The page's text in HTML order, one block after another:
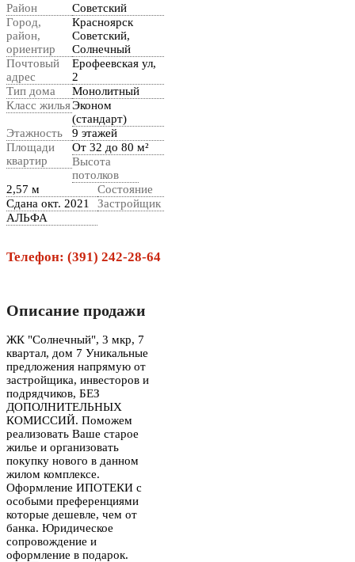
Район
Советский
Город,
район,
ориентир
Красноярск
Советский,
Солнечный
Почтовый
адрес
Ерофеевская ул,
2
Тип дома
Монолитный
Класс жильяЭконом
(стандарт)
Этажность
9 этажей
Площади
квартир
От 32 до 80 м²
Высота
потолков
2,57 м
Состояние
Cдана окт. 2021
Застройщик
АЛЬФА
Телефон: (391) 242-28-64
Описание продажи
ЖК "Солнечный", 3 мкр, 7
квартал, дом 7 Уникальные
предложения напрямую от
застройщика, инвесторов и
подрядчиков, БЕЗ
ДОПОЛНИТЕЛЬНЫХ
КОМИССИЙ. Поможем
реализовать Ваше старое
жилье и организовать
покупку нового в данном
жилом комплексе.
Оформление ИПОТЕКИ с
особыми преференциями
которые дешевле, чем от
банка. Юридическое
сопровождение и
оформление в подарок.